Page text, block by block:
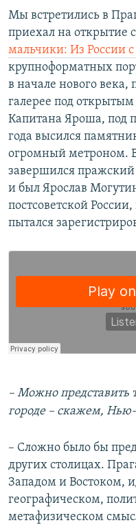
Мы встретились в
приехал на открытие
мальчики: Из России
крупноформатных
в начале нового века,
галерее под
Капитана Яроша, под
года высился
огромный метроном. В
завершился пражский
и был Ярослав
постсоветской
пытался
– Можно представить
городе – скажем,
– Сложно было бы
других столицах.
Западом и Востоком,
географическом,
метафизическом